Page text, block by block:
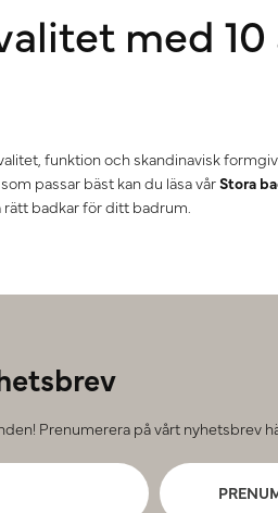
med 10
funktion och skandinavisk
passar bäst kan du läsa vårStora
badkar för ditt badrum.
Prenumerera på vårt nyhetsbrev